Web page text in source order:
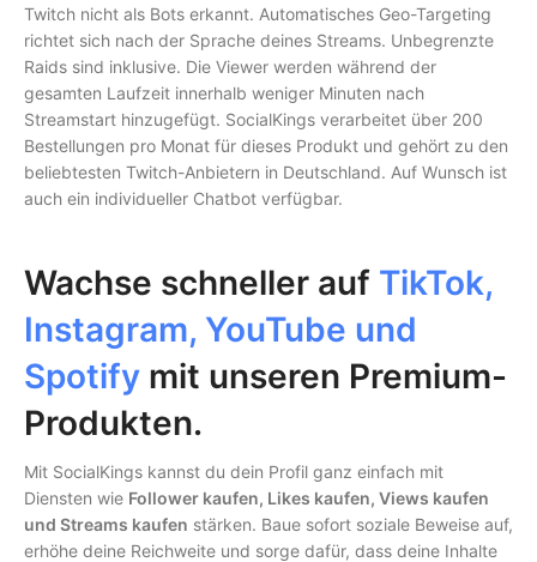
Twitch nicht als Bots erkannt. Automatisches Geo-Targeting
richtet sich nach der Sprache deines Streams. Unbegrenzte
Raids sind inklusive. Die Viewer werden während der
gesamten Laufzeit innerhalb weniger Minuten nach
Streamstart hinzugefügt. SocialKings verarbeitet über 200
Bestellungen pro Monat für dieses Produkt und gehört zu den
beliebtesten Twitch-Anbietern in Deutschland. Auf Wunsch ist
auch ein individueller Chatbot verfügbar.
Wachse schneller auf TikTok,
Instagram, YouTube und
Spotify mit unseren Premium-
Produkten.
Mit SocialKings kannst du dein Profil ganz einfach mit
Diensten wie Follower kaufen, Likes kaufen, Views kaufen
und Streams kaufen stärken. Baue sofort soziale Beweise auf,
erhöhe deine Reichweite und sorge dafür, dass deine Inhalte